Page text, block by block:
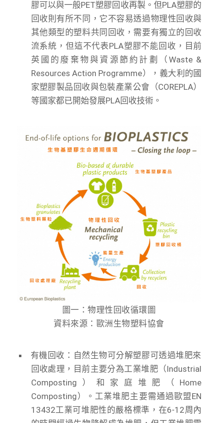
膠可以與一般PET塑膠回收再製。但PLA塑膠的
回收則有所不同，它不容易透過物理性回收與
其他類型的塑料共同回收，需要有獨立的回收
流系統，但這不代表PLA塑膠不能回收，目前
英國的廢棄物與資源節約計劃（Waste &
Resources Action Programme），義大利的國
家塑膠製品回收與包裝產業公會（COREPLA）
等國家都已開始發展PLA回收技術。
圖一：物理性回收循環圖
資料來源：歐洲生物塑料協會
有機回收：自然生物可分解塑膠可透過堆肥來
回收處理，目前主要分為工業堆肥（Industrial
Composting）和家庭堆肥（Home
Composting）。工業堆肥主要需通過歐盟EN
13432工業可堆肥性的嚴格標準，在6-12周內